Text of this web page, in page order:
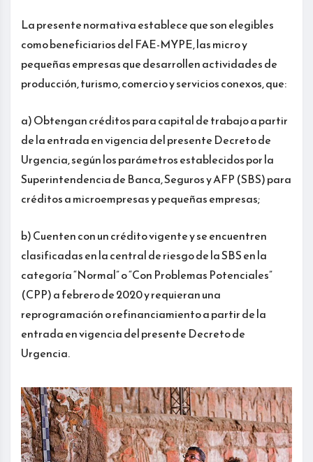
La presente normativa establece que son elegibles
como beneficiarios del FAE-MYPE, las micro y
pequeñas empresas que desarrollen actividades de
producción, turismo, comercio y servicios conexos, que:
a) Obtengan créditos para capital de trabajo a partir
de la entrada en vigencia del presente Decreto de
Urgencia, según los parámetros establecidos por la
Superintendencia de Banca, Seguros y AFP (SBS) para
créditos a microempresas y pequeñas empresas;
b) Cuenten con un crédito vigente y se encuentren
clasificadas en la central de riesgo de la SBS en la
categoría “Normal” o “Con Problemas Potenciales”
(CPP) a febrero de 2020 y requieran una
reprogramación o refinanciamiento a partir de la
entrada en vigencia del presente Decreto de
Urgencia.